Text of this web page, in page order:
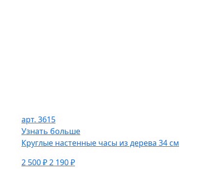
арт. 3615
Узнать больше
Круглые настенные часы из дерева 34 см
2 500 ₽2 190 ₽